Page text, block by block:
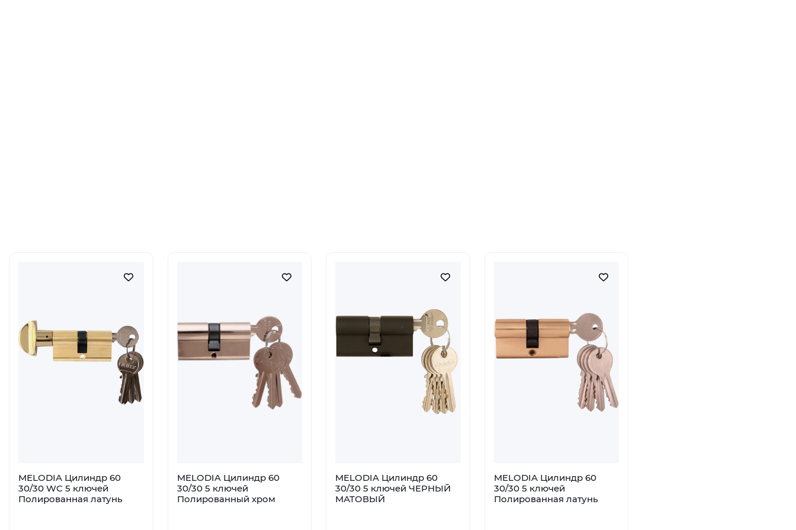
MELODIA Цилиндр 60
30/30 WC 5 ключей
Полированная латунь
MELODIA Цилиндр 60
30/30 5 ключей
Полированный хром
MELODIA Цилиндр 60
30/30 5 ключей ЧЕРНЫЙ
МАТОВЫЙ
MELODIA Цилиндр 60
30/30 5 ключей
Полированная латунь